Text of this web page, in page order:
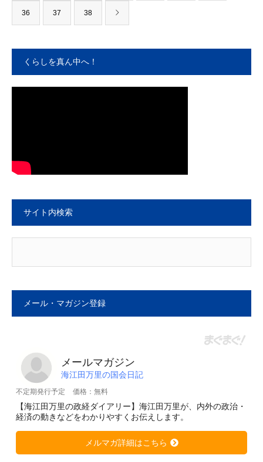
36 37 38
くらしを真ん中へ！
サイト内検索
メール・マガジン登録
メールマガジン
海江田万里の国会日記
不定期発行予定 価格：無料
【海江田万里の政経ダイアリー】海江田万里が、内外の政治・
経済の動きなどをわかりやすくお伝えします。
メルマガ詳細はこちら